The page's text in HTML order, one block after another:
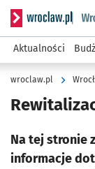
Serwis
Aktualności
wroclaw.pl
Na tej stronie
informacje